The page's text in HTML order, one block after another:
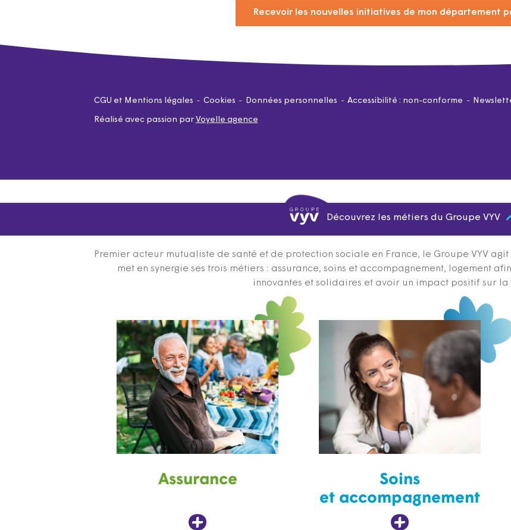
Recevoir les nouvelles initiatives de mon département
CGU et Mentions légales Cookies Données personnelles Accessibilité : non-conforme
Réalisé avec passion par Voyelle agence
Découvrez les métiers du Groupe VYV
Premier acteur mutualiste de santé et de protection sociale en France, le Groupe VYV
met en synergie ses trois métiers : assurance, soins et accompagnement, logement
innovantes et solidaires et avoir un impact positif sur la
Assurance
Soins
et accompagnement